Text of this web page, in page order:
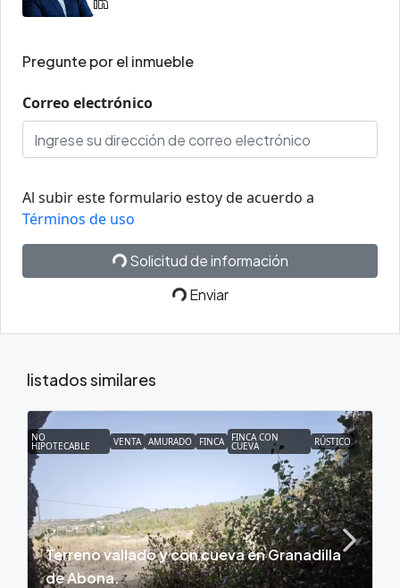
Pregunte por el inmueble
Correo electrónico
Al subir este formulario estoy de acuerdo a
Términos de uso
Solicitud de información
Enviar
listados similares
NO
HIPOTECABLE VENTA AMURADO FINCA FINCA CON
CUEVA RÚSTICO
Terreno vallado y con cueva en Granadilla
de Abona.